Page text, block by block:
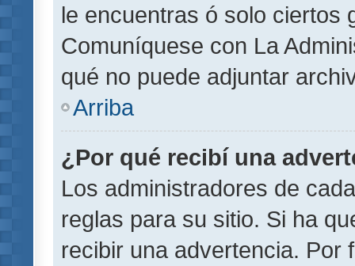
le encuentras ó solo ciertos
Comuníquese con La
qué no puede adjuntar
Arriba
¿Por qué recibí una
Los administradores de
reglas para su sitio. Si ha
recibir una advertencia. Por